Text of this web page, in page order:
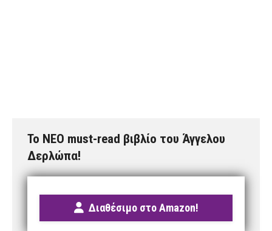
Το NEO must-read βιβλίο του Άγγελου
Δερλώπα!
Διαθέσιμο στο Amazon!